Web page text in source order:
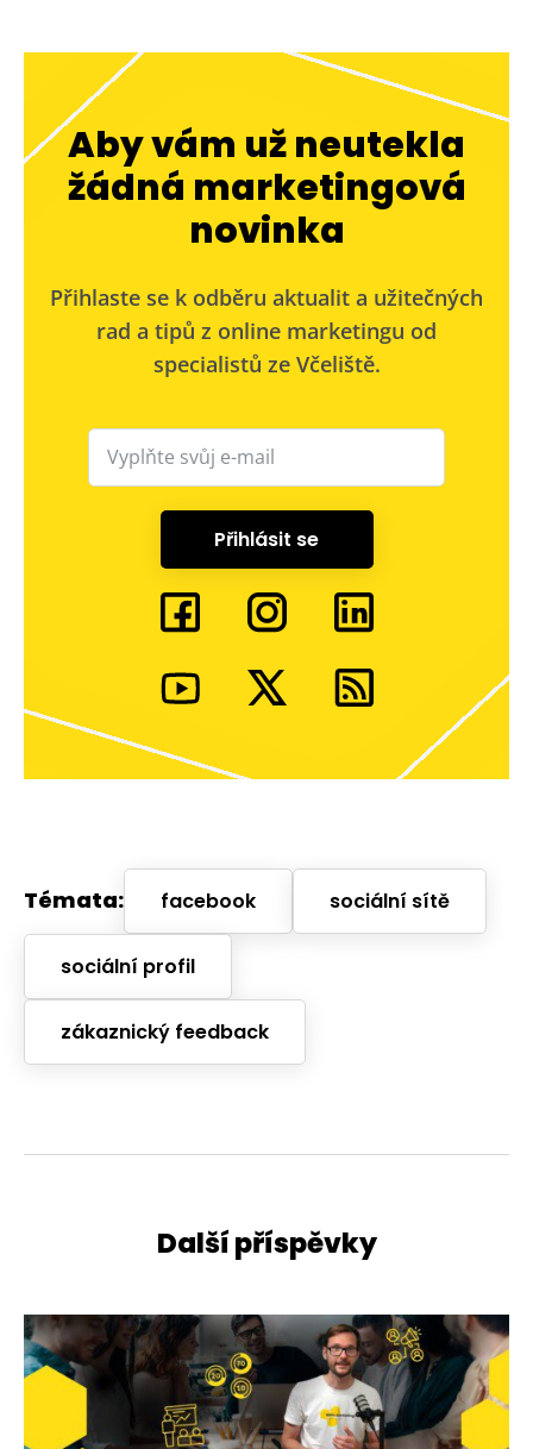
Aby vám už neutekla
žádná marketingová
novinka
Přihlaste se k odběru aktualit a užitečných
rad a tipů z online marketingu od
specialistů ze Včeliště.
Přihlásit se
Témata: facebook sociální sítě
sociální profil
zákaznický feedback
Další příspěvky